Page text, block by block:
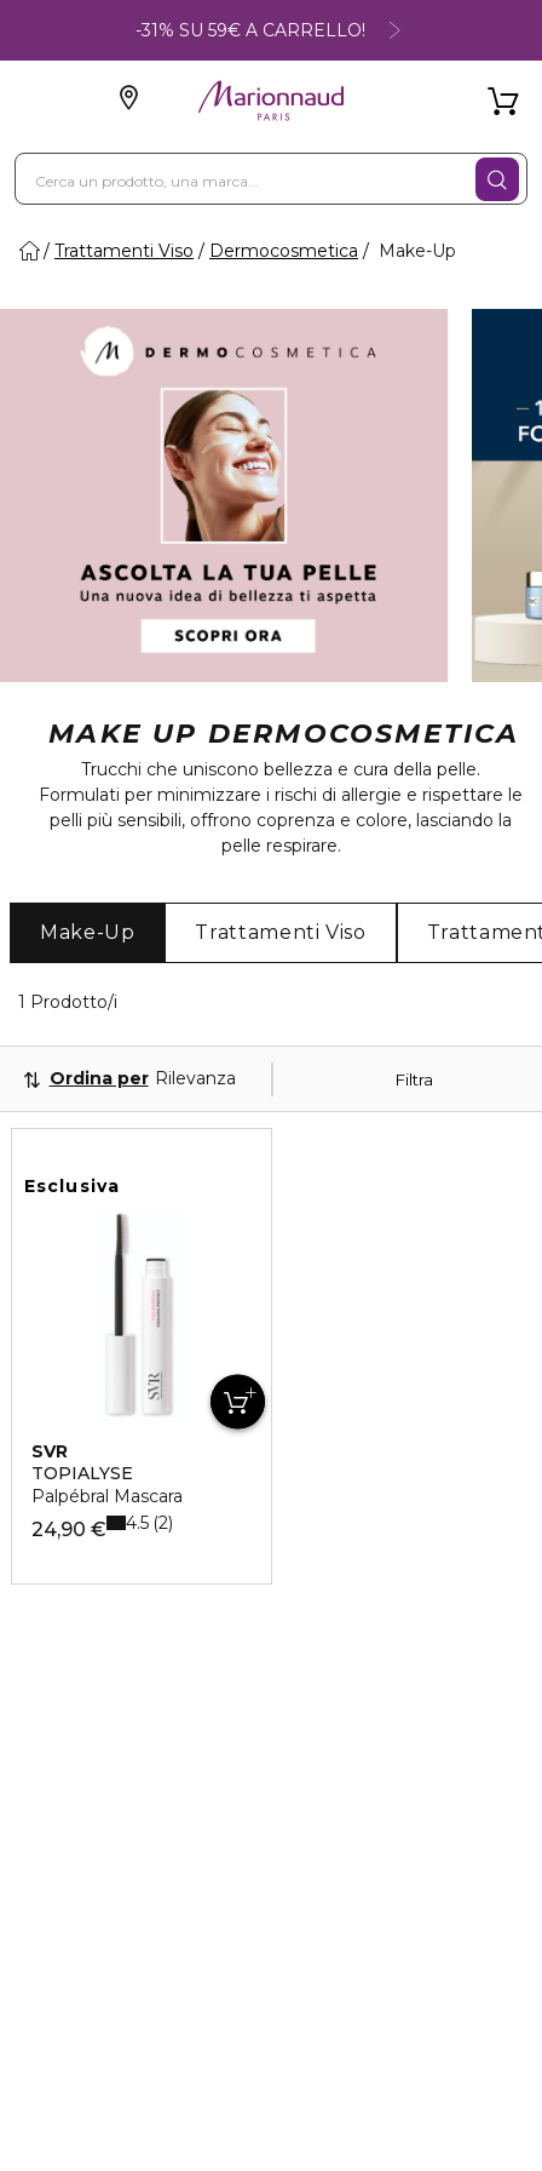
-31% SU 59€ A CARRELLO!
Trattamenti Viso Dermocosmetica Make-Up
MAKE UP DERMOCOSMETICA
Trucchi che uniscono bellezza e cura della pelle.
Formulati per minimizzare i rischi di allergie e rispettare le
pelli più sensibili, offrono coprenza e colore, lasciando la
pelle respirare.
Make-Up Trattamenti Viso
1 Prodotto/i
Filtra
Ordina per Rilevanza
Esclusiva
SVR
TOPIALYSE
Palpébral Mascara
24,90 € 4.5 2